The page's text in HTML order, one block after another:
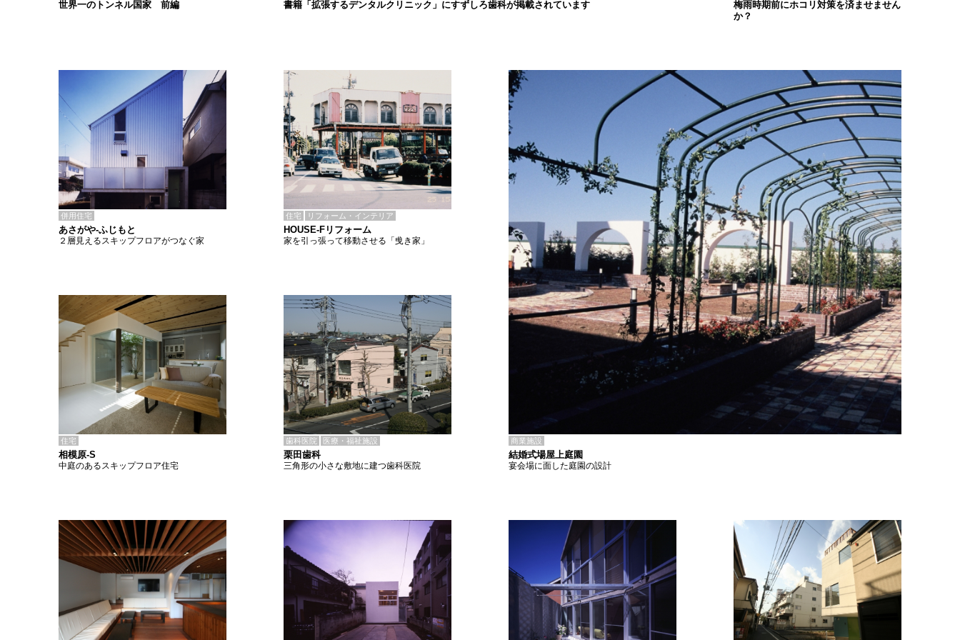
書籍「拡張するデンタルクリニック」にすずしろ歯科が掲載されています
世界一のトンネル国家 前編
梅雨時期前にホコリ対策を済ませません
か？
併用住宅
あさがや-ふじもと
２層見えるスキップフロアがつなぐ家
住宅 リフォーム・インテリア
HOUSE-Fリフォーム
家を引っ張って移動させる「曵き家」
住宅
相模原-S
中庭のあるスキップフロア住宅
歯科医院 医療・福祉施設
栗田歯科
三角形の小さな敷地に建つ歯科医院
商業施設
結婚式場屋上庭園
宴会場に面した庭園の設計